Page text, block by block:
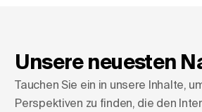
Unsere neuesten
Tauchen Sie ein in unsere Inhalte,
Perspektiven zu finden, die den